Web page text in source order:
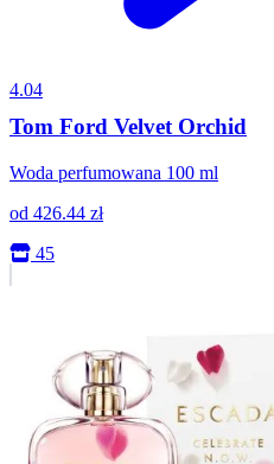
4.04
Tom Ford Velvet Orchid
Woda perfumowana 100 ml
od 426.44 zł
45